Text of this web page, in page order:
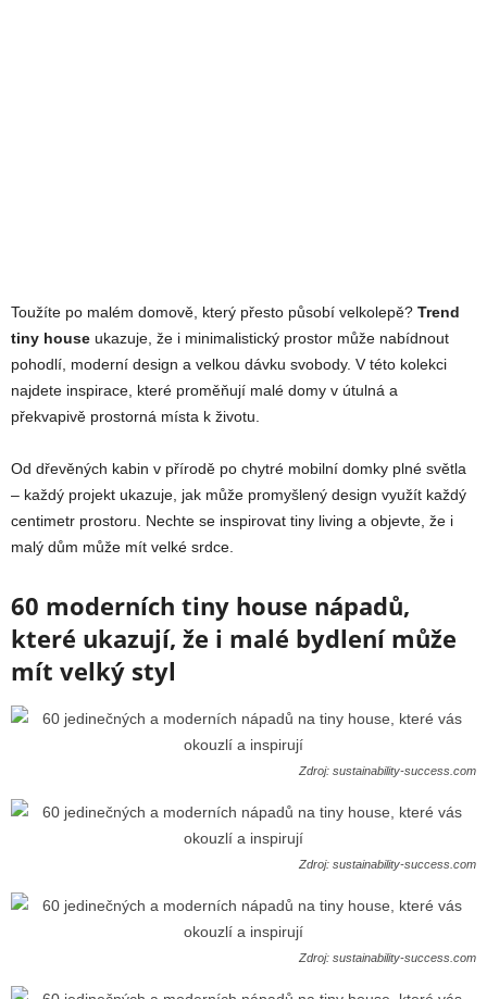
Toužíte po malém domově, který přesto působí velkolepě? Trend
tiny house ukazuje, že i minimalistický prostor může nabídnout
pohodlí, moderní design a velkou dávku svobody. V této kolekci
najdete inspirace, které proměňují malé domy v útulná a
překvapivě prostorná místa k životu.
Od dřevěných kabin v přírodě po chytré mobilní domky plné světla
– každý projekt ukazuje, jak může promyšlený design využít každý
centimetr prostoru. Nechte se inspirovat tiny living a objevte, že i
malý dům může mít velké srdce.
60 moderních tiny house nápadů,
které ukazují, že i malé bydlení může
mít velký styl
Zdroj: sustainability-success.com
Zdroj: sustainability-success.com
Zdroj: sustainability-success.com